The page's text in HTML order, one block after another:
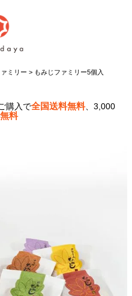
ミリー もみじファミリー5個入
購入で全国送料無料、3,000
料